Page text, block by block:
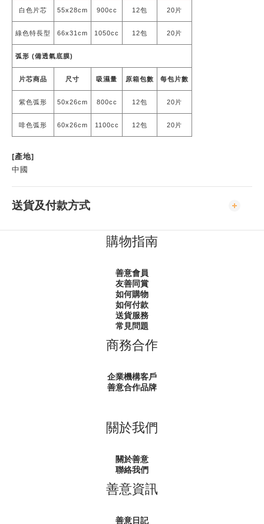
白色片芯 55x28cm 900cc 12包 20片
綠色特長型 66x31cm 1050cc 12包 20片
弧形 (備透氣底膜)
片芯商品 尺寸 吸濕量 原箱包數 每包片數
紫色弧形 50x26cm 800cc 12包 20片
啡色弧形 60x26cm 1100cc 12包 20片
[產地]
中國
送貨及付款方式
購物指南
善意會員
友善同賞
如何購物
如何付款
送貨服務
常見問題
商務合作
企業機構客戶
善意合作品牌
關於我們
關於善意
聯絡我們
善意資訊
善意日記